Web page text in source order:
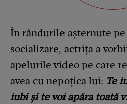
În rândurile așternute
socializare, actrița a
apelurile video pe care
avea cu nepoțica lui: Te
iubi şi te voi apăra toată